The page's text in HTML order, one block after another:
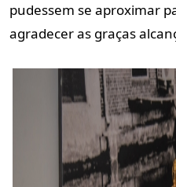
pudessem se aproximar
agradecer as graças